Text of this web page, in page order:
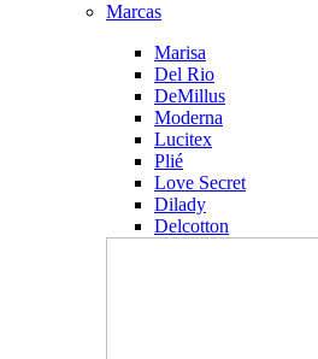
Marcas
Marisa
Del Rio
DeMillus
Moderna
Lucitex
Plié
Love Secret
Dilady
Delcotton